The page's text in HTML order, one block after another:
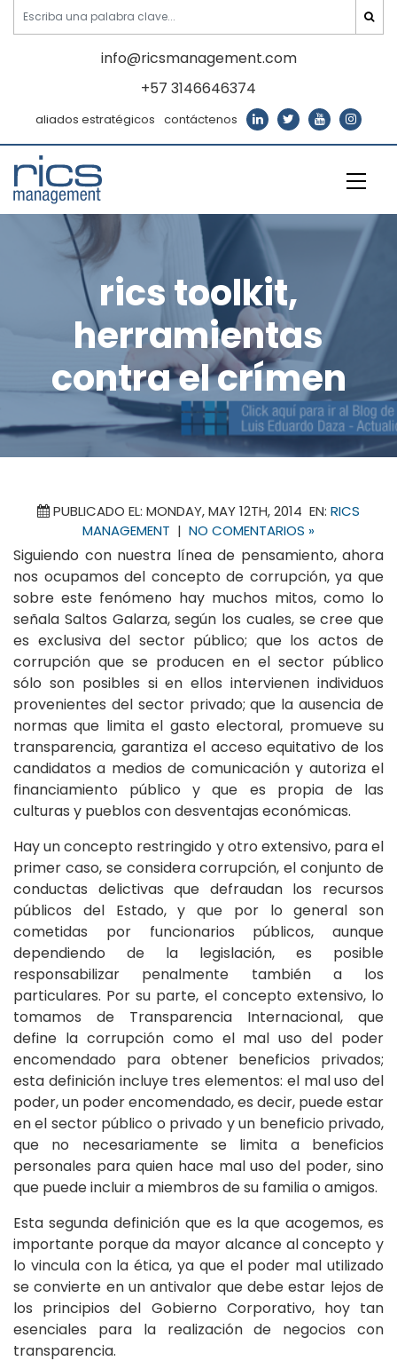
info@ricsmanagement.com
+57 3146646374
aliados estratégicos contáctenos
rics toolkit,
herramientas
contra el crímen
PUBLICADO EL: MONDAY, MAY 12TH, 2014 EN: RICS
MANAGEMENT | NO COMENTARIOS »
Siguiendo con nuestra línea de pensamiento, ahora
nos ocupamos del concepto de corrupción, ya que
sobre este fenómeno hay muchos mitos, como lo
señala Saltos Galarza, según los cuales, se cree que
es exclusiva del sector público; que los actos de
corrupción que se producen en el sector público
sólo son posibles si en ellos intervienen individuos
provenientes del sector privado; que la ausencia de
normas que limita el gasto electoral, promueve su
transparencia, garantiza el acceso equitativo de los
candidatos a medios de comunicación y autoriza el
financiamiento público y que es propia de las
culturas y pueblos con desventajas económicas.
Hay un concepto restringido y otro extensivo, para el
primer caso, se considera corrupción, el conjunto de
conductas delictivas que defraudan los recursos
públicos del Estado, y que por lo general son
cometidas por funcionarios públicos, aunque
dependiendo de la legislación, es posible
responsabilizar penalmente también a los
particulares. Por su parte, el concepto extensivo, lo
tomamos de Transparencia Internacional, que
define la corrupción como el mal uso del poder
encomendado para obtener beneficios privados;
esta definición incluye tres elementos: el mal uso del
poder, un poder encomendado, es decir, puede estar
en el sector público o privado y un beneficio privado,
que no necesariamente se limita a beneficios
personales para quien hace mal uso del poder, sino
que puede incluir a miembros de su familia o amigos.
Esta segunda definición que es la que acogemos, es
importante porque da mayor alcance al concepto y
lo vincula con la ética, ya que el poder mal utilizado
se convierte en un antivalor que debe estar lejos de
los principios del Gobierno Corporativo, hoy tan
esenciales para la realización de negocios con
transparencia.